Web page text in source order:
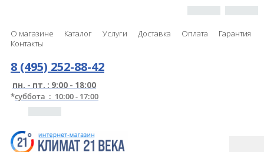
О магазине Каталог Услуги Доставка Оплата
Гарантия
Контакты
8 (495) 252-88-42
пн. - пт. : 9:00 - 18:00
*суббота : 10:00 - 17:00